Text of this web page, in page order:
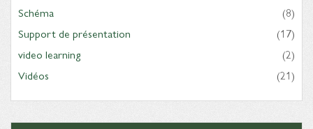
Schéma
(8)
Support de présentation
(17)
video learning
(2)
Vidéos
(21)